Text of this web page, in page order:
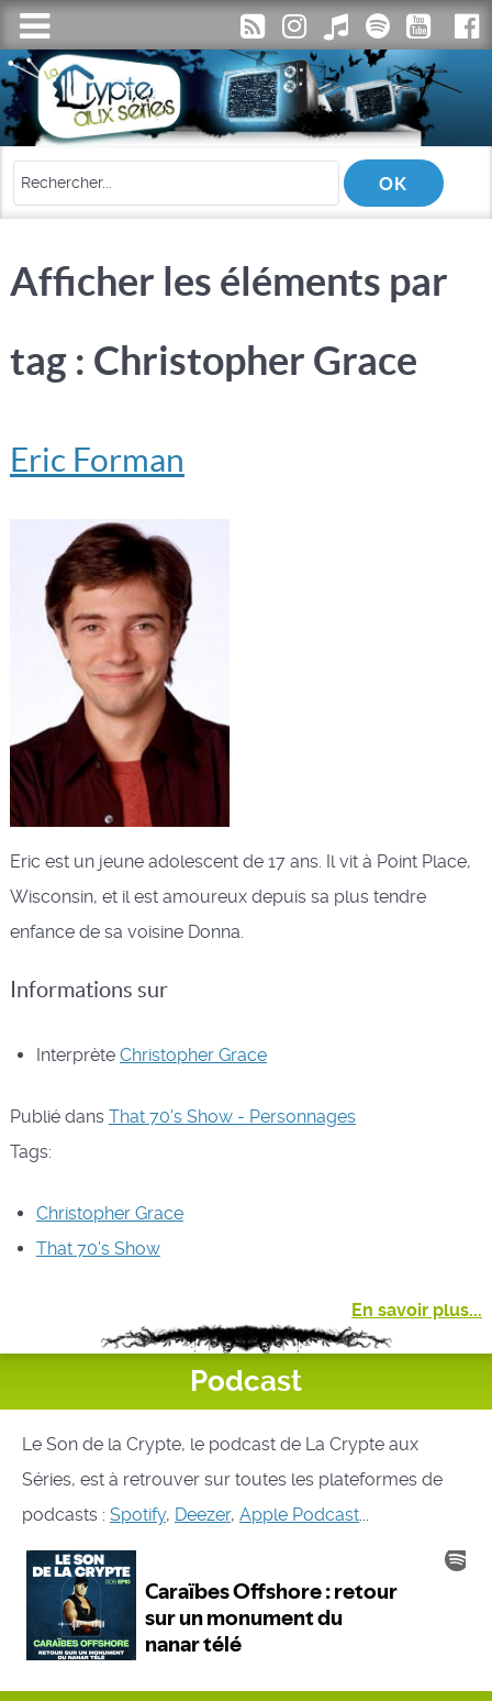
Afficher les éléments par
tag : Christopher Grace
Eric Forman
Eric est un jeune adolescent de 17 ans. Il vit à Point Place,
Wisconsin, et il est amoureux depuis sa plus tendre
enfance de sa voisine Donna.
Informations sur
Interprète Christopher Grace
Publié dans That 70's Show - Personnages
Tags:
Christopher Grace
That 70's Show
En savoir plus...
Podcast
Le Son de la Crypte, le podcast de La Crypte aux
Séries, est à retrouver sur toutes les plateformes de
podcasts : Spotify, Deezer, Apple Podcast...